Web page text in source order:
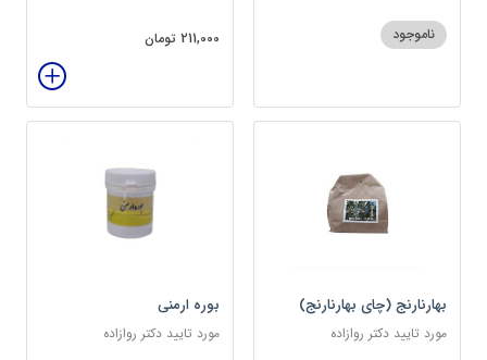
عسلی-عنصلی
ناموجود 211,000 تومان
بهارنارنج (چای بهارنارنج)
مورد تایید دکتر روازاده
بوره ارمنی
مورد تایید دکتر روازاده